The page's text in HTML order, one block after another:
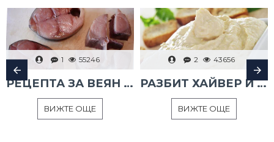
1 55246
РЕЦЕПТА ЗА ВЕЯН ПАЛАМУД
ВИЖТЕ ОЩЕ
2 43656
РАЗБИТ ХАЙВЕР И ТАРАМА
ВИЖТЕ ОЩЕ